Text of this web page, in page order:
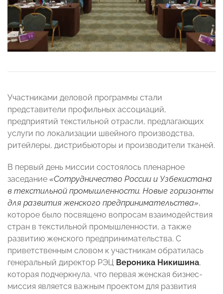
Участниками деловой программы стали
представители профильных ассоциаций,
предприятий текстильной отрасли, предлагающих
услуги по локализации швейного производства,
ритейлеры, дистрибьюторы и производители тканей.
В первый день миссии состоялось пленарное
заседание «Сотрудничество России и Узбекистана
в текстильной промышленности. Новые горизонты
для развития женского предпринимательства»,
которое было посвящено вопросам взаимодействия
стран в текстильной промышленности, а также
развитию женского предпринимательства. С
приветственным словом к участникам обратилась
генеральный директор РЭЦ Вероника Никишина,
которая подчеркнула, что первая женская бизнес-
миссия является важным проектом для развития